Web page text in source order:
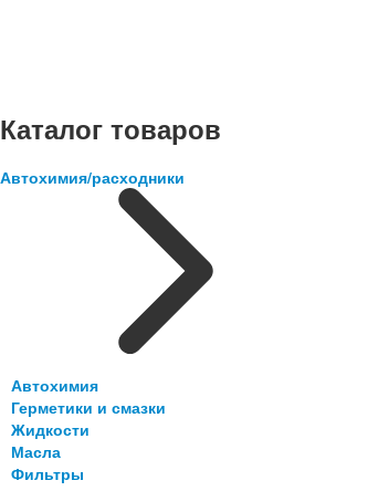
Каталог товаров
Автохимия/расходники
Автохимия
Герметики и смазки
Жидкости
Масла
Фильтры